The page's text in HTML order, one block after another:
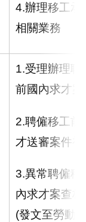
4.辦理移工承
相關業務
1.受理辦理聘
前國內求才
2.聘僱移工前
才送審案件
3.異常聘僱移
內求才案查
(發文至勞動